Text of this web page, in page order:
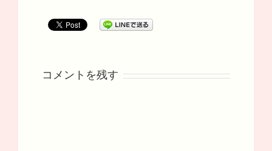
コメントを残す